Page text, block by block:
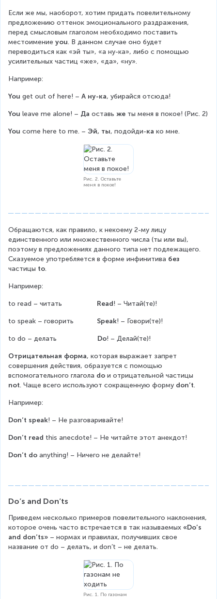
Если же мы, наоборот, хотим придать повелительному
предложению оттенок эмоционального раздражения,
перед смысловым глаголом необходимо поставить
местоимение you. В данном случае оно будет
переводиться как «эй ты», «а ну-ка», либо с помощью
усилительных частиц «же», «да», «ну».
Например:
You get out of here! – А ну-ка, убирайся отсюда!
You leave me alone! – Да оставь же ты меня в покое! (Рис. 2)
You come here to me. – Эй, ты, подойди-ка ко мне.
Рис. 2. Оставьте
меня в покое!
Обращаются, как правило, к некоему 2-му лицу
единственного или множественного числа (ты или вы),
поэтому в предложениях данного типа нет подлежащего.
Сказуемое употребляется в форме инфинитива без
частицы to.
Например:
to read – читать Read! – Читай(те)!
to speak – говорить Speak! – Говори(те)!
to do – делать Do! – Делай(те)!
Отрицательная форма, которая выражает запрет
совершения действия, образуется с помощью
вспомогательного глагола do и отрицательной частицы
not. Чаще всего используют сокращенную форму don’t.
Например:
Don’t speak! – Не разговаривайте!
Don’t read this anecdote! – Не читайте этот анекдот!
Don’t do anything! – Ничего не делайте!
Do’s and Don’ts
Приведем несколько примеров повелительного наклонения,
которое очень часто встречается в так называемых «Do’s
and don’ts» – нормах и правилах, получивших свое
название от do – делать, и don’t – не делать.
Рис. 1. По газонам